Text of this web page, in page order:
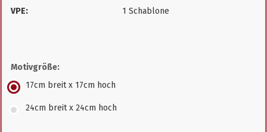
VPE:
1 Schablone
Motivgröße:
17cm breit x 17cm hoch
24cm breit x 24cm hoch